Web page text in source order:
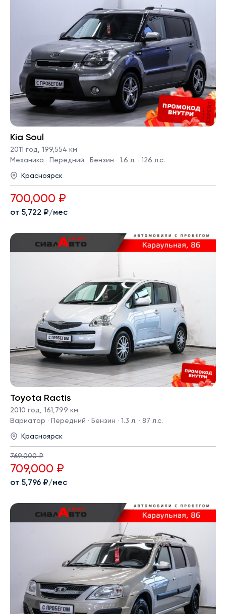
Kia Soul
2011 год
199,554 км
Механика · Передний · Бензин · 1.6 л. · 126 л.с.
Красноярск
700,000 ₽
от 5,722 ₽/мес
Toyota Ractis
2010 год, 161,799 км
Вариатор · Передний · Бензин · 1.3 л. · 87 л.с.
Красноярск
769,000 ₽
709,000 ₽
от 5,796 ₽/мес